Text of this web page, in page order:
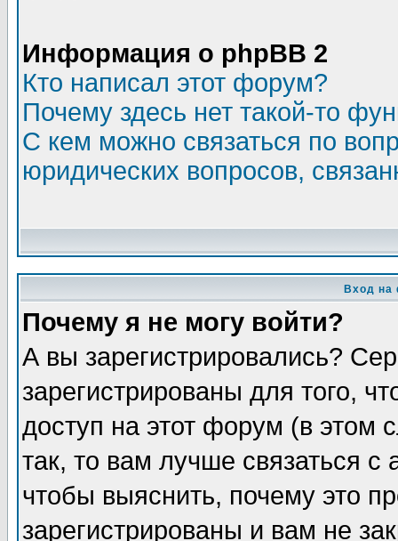
Информация о phpBB 2
Кто написал этот форум?
Почему здесь нет такой-то
С кем можно связаться по
юридических вопросов,
Вход на
Почему я не могу войти?
А вы зарегистрировались?
зарегистрированы для того,
доступ на этот форум (в этом
так, то вам лучше связаться
чтобы выяснить, почему это
зарегистрированы и вам не